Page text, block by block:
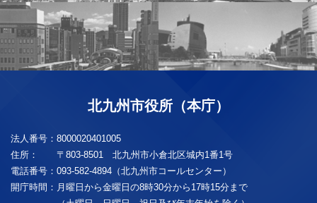
北九州市役所（本庁）
法人番号： 8000020401005
住所：
〒803-8501 北九州市小倉北区城内1番1号
電話番号： 093-582-4894（北九州市コールセンター）
開庁時間： 月曜日から金曜日の8時30分から17時15分まで